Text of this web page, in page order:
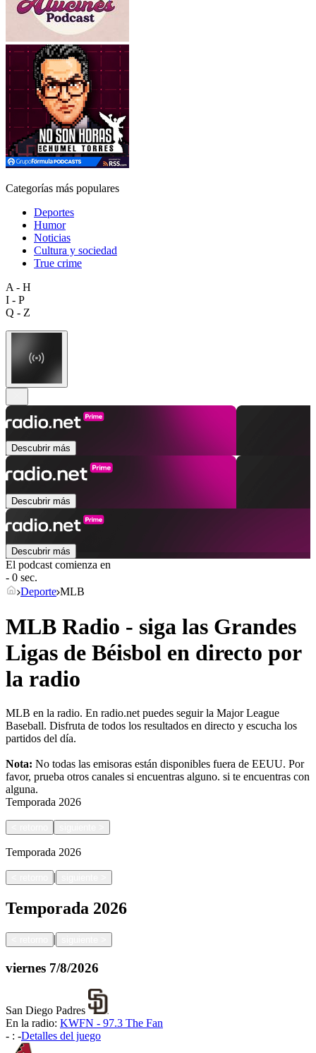
Categorías más populares
Deportes
Humor
Noticias
Cultura y sociedad
True crime
A - H
I - P
Q - Z
Descubrir más
Descubrir más
Descubrir más
El podcast comienza en
- 0 sec.
Deporte MLB
MLB Radio - siga las Grandes
Ligas de Béisbol en directo por
la radio
MLB en la radio. En radio.net puedes seguir la Major League
Baseball. Disfruta de todos los resultados en directo y escucha los
partidos del día.
Nota: No todas las emisoras están disponibles fuera de EEUU. Por
favor, prueba otros canales si encuentras alguno. si te encuentras con
alguna.
Temporada 2026
Temporada 2026
|
Temporada 2026
|
viernes 7/8/2026
San Diego Padres
En la radio: KWFN - 97.3 The Fan
- : -Detalles del juego